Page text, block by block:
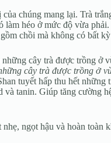
chúng mang lại. Trà
héo ở mức độ vừa
chồi mà không có bất
cây trà được trồng ở
tuyết hấp thu hết
tanin. Giúp tăng cường
ngọt hậu và hoàn